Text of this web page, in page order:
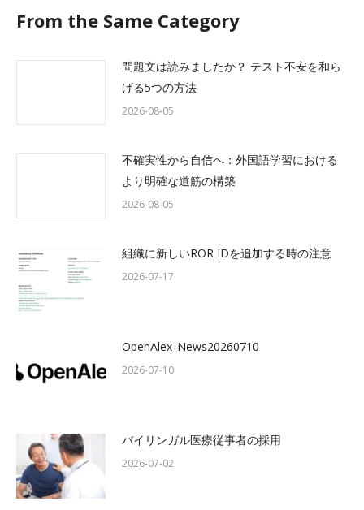
From the Same Category
問題文は読みましたか？ テスト不安を和ら
げる5つの方法
2026-08-05
不確実性から自信へ：外国語学習における
より明確な道筋の構築
2026-08-05
組織に新しいROR IDを追加する時の注意
2026-07-17
OpenAlex_News20260710
2026-07-10
バイリンガル医療従事者の採用
2026-07-02